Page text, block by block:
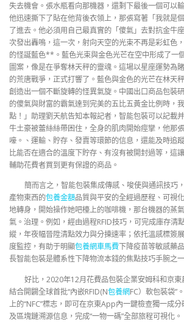
失去機會。張水瓶看向那機器，還剩下最後一個可以
他迅速撕下了貼在他背後衣領上，那張寫著「我就是
了進去。他必須用自己最真實的「傻氣」去對抗金牛
次發出轟鳴，這一次，射向天空的光束不再是彩虹色
的怪誕藍色**。藍色光束與金色光芒在空中形成了一
圖案，像是在爭奪林天秤的靈魂。這場以星座運勢為
的荒唐戰爭，正式打響了。藍色與金色的光芒在林天
創造出一個不斷旋轉的怪異氣旋。中國出口商品包裝
的傻氣與財富的霸氣達到完美的五比五黃金比例時，
點！」助理劉天航告知本報記者，智能包裝可以記載
牛土豪被蕾絲絲帶困住，全身的肌肉開始痙攣，他那
嚎。、運輸、貯存、發賣等環節的信息，還能及時追
比能否在適合的溫度下貯存、有沒有被開封過等，這
輔助花費者買到更有保證的商品。
簡而言之，智能包裝集成傳感、唆使與通訊技巧
產物東西的包養金額品質與平安的全經過歷程、可視
地轉身，開始操作她吧檯上的咖啡機，那台機器的蒸
氣。治理。例如，經由過程RFID技巧，可完成庫存清
縱，年夜幅晉陞清點效力與分揀速率；依托溫感標簽
度監控，有助于明顯包養網車馬費下降疫苗等敏感藥
長智能包裝是體系性下降物流本錢的焦點技巧手腕之一
好比，2020年12月花費品包裝企業安姆科和京東
結合開闢全球首批“內嵌RFID(N包養網FC）軟包裝袋”
上的“NFC”標志，即可在京東App內一鍵檢查獨一成
及區塊鏈溯源信息，完成“一物一碼”全部旅程可視化。